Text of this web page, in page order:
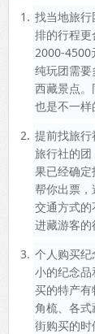
找当地旅
排的行程
2000-4500
纯玩团需
西藏景点
也是不一样
提前找旅
旅行社的
果已经确
帮你出票
交通方式
进藏游客的
个人购买
小的纪念
买的特产
角梳、各
街购买的